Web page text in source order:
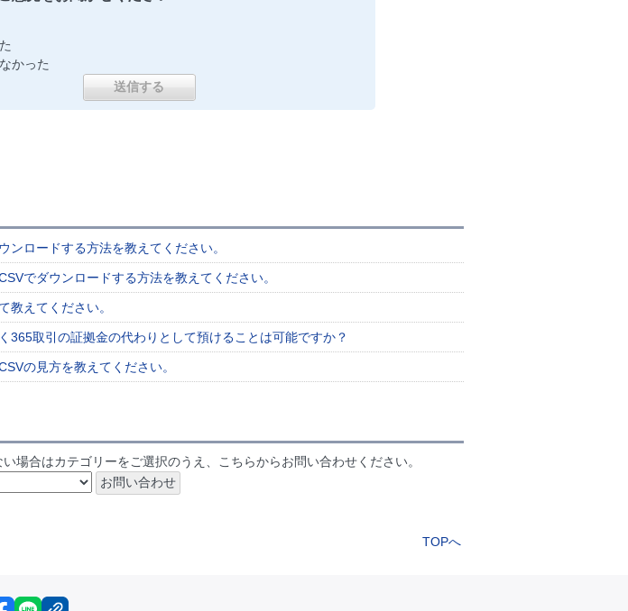
かった
ンロードする方法を教えてください。
でダウンロードする方法を教えてください。
教えてください。
365取引の証拠金の代わりとして預けることは可能ですか？
の見方を教えてください。
場合はカテゴリーをご選択のうえ、こちらからお問い合わせください。
TOPへ
X facebook